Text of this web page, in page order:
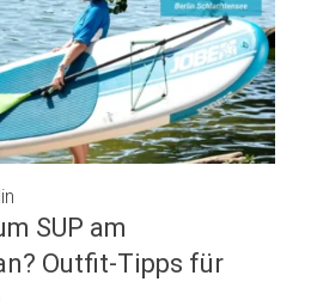
SUP am
Outfit-Tipps für